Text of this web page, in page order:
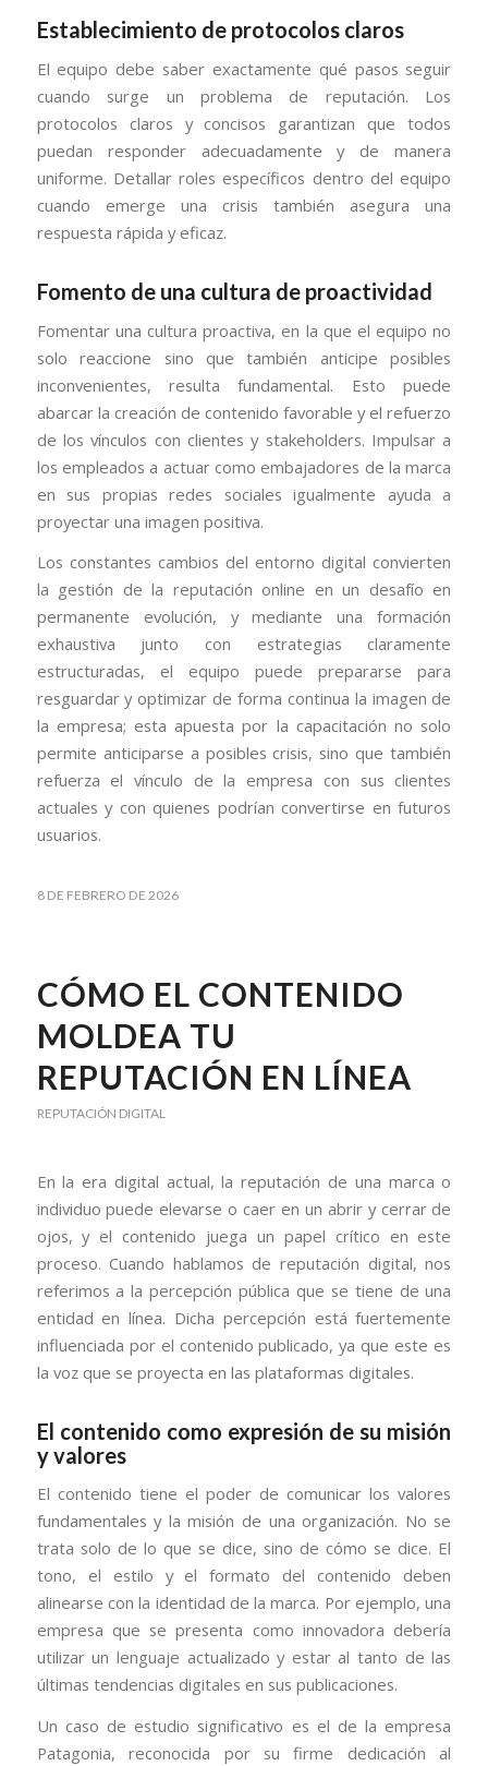
Establecimiento de protocolos claros
El equipo debe saber exactamente qué pasos seguir
cuando surge un problema de reputación. Los
protocolos claros y concisos garantizan que todos
puedan responder adecuadamente y de manera
uniforme. Detallar roles específicos dentro del equipo
cuando emerge una crisis también asegura una
respuesta rápida y eficaz.
Fomento de una cultura de proactividad
Fomentar una cultura proactiva, en la que el equipo no
solo reaccione sino que también anticipe posibles
inconvenientes, resulta fundamental. Esto puede
abarcar la creación de contenido favorable y el refuerzo
de los vínculos con clientes y stakeholders. Impulsar a
los empleados a actuar como embajadores de la marca
en sus propias redes sociales igualmente ayuda a
proyectar una imagen positiva.
Los constantes cambios del entorno digital convierten
la gestión de la reputación online en un desafío en
permanente evolución, y mediante una formación
exhaustiva junto con estrategias claramente
estructuradas, el equipo puede prepararse para
resguardar y optimizar de forma continua la imagen de
la empresa; esta apuesta por la capacitación no solo
permite anticiparse a posibles crisis, sino que también
refuerza el vínculo de la empresa con sus clientes
actuales y con quienes podrían convertirse en futuros
usuarios.
8 DE FEBRERO DE 2026
CÓMO EL CONTENIDO
MOLDEA TU
REPUTACIÓN EN LÍNEA
REPUTACIÓN DIGITAL
En la era digital actual, la reputación de una marca o
individuo puede elevarse o caer en un abrir y cerrar de
ojos, y el contenido juega un papel crítico en este
proceso. Cuando hablamos de reputación digital, nos
referimos a la percepción pública que se tiene de una
entidad en línea. Dicha percepción está fuertemente
influenciada por el contenido publicado, ya que este es
la voz que se proyecta en las plataformas digitales.
El contenido como expresión de su misión
y valores
El contenido tiene el poder de comunicar los valores
fundamentales y la misión de una organización. No se
trata solo de lo que se dice, sino de cómo se dice. El
tono, el estilo y el formato del contenido deben
alinearse con la identidad de la marca. Por ejemplo, una
empresa que se presenta como innovadora debería
utilizar un lenguaje actualizado y estar al tanto de las
últimas tendencias digitales en sus publicaciones.
Un caso de estudio significativo es el de la empresa
Patagonia, reconocida por su firme dedicación al